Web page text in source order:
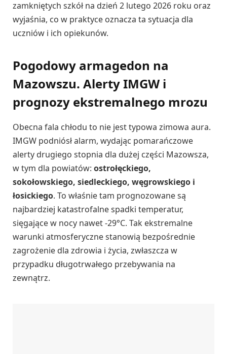
zamkniętych szkół na dzień 2 lutego 2026 roku oraz
wyjaśnia, co w praktyce oznacza ta sytuacja dla
uczniów i ich opiekunów.
Pogodowy armagedon na
Mazowszu. Alerty IMGW i
prognozy ekstremalnego mrozu
Obecna fala chłodu to nie jest typowa zimowa aura.
IMGW podniósł alarm, wydając pomarańczowe
alerty drugiego stopnia dla dużej części Mazowsza,
w tym dla powiatów: ostrołęckiego,
sokołowskiego, siedleckiego, węgrowskiego i
łosickiego. To właśnie tam prognozowane są
najbardziej katastrofalne spadki temperatur,
sięgające w nocy nawet -29°C. Tak ekstremalne
warunki atmosferyczne stanowią bezpośrednie
zagrożenie dla zdrowia i życia, zwłaszcza w
przypadku długotrwałego przebywania na
zewnątrz.